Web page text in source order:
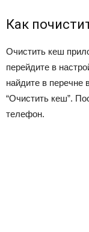
Как
Очистить кеш
перейдите в
найдите в перечне
“Очистить кеш”.
телефон.